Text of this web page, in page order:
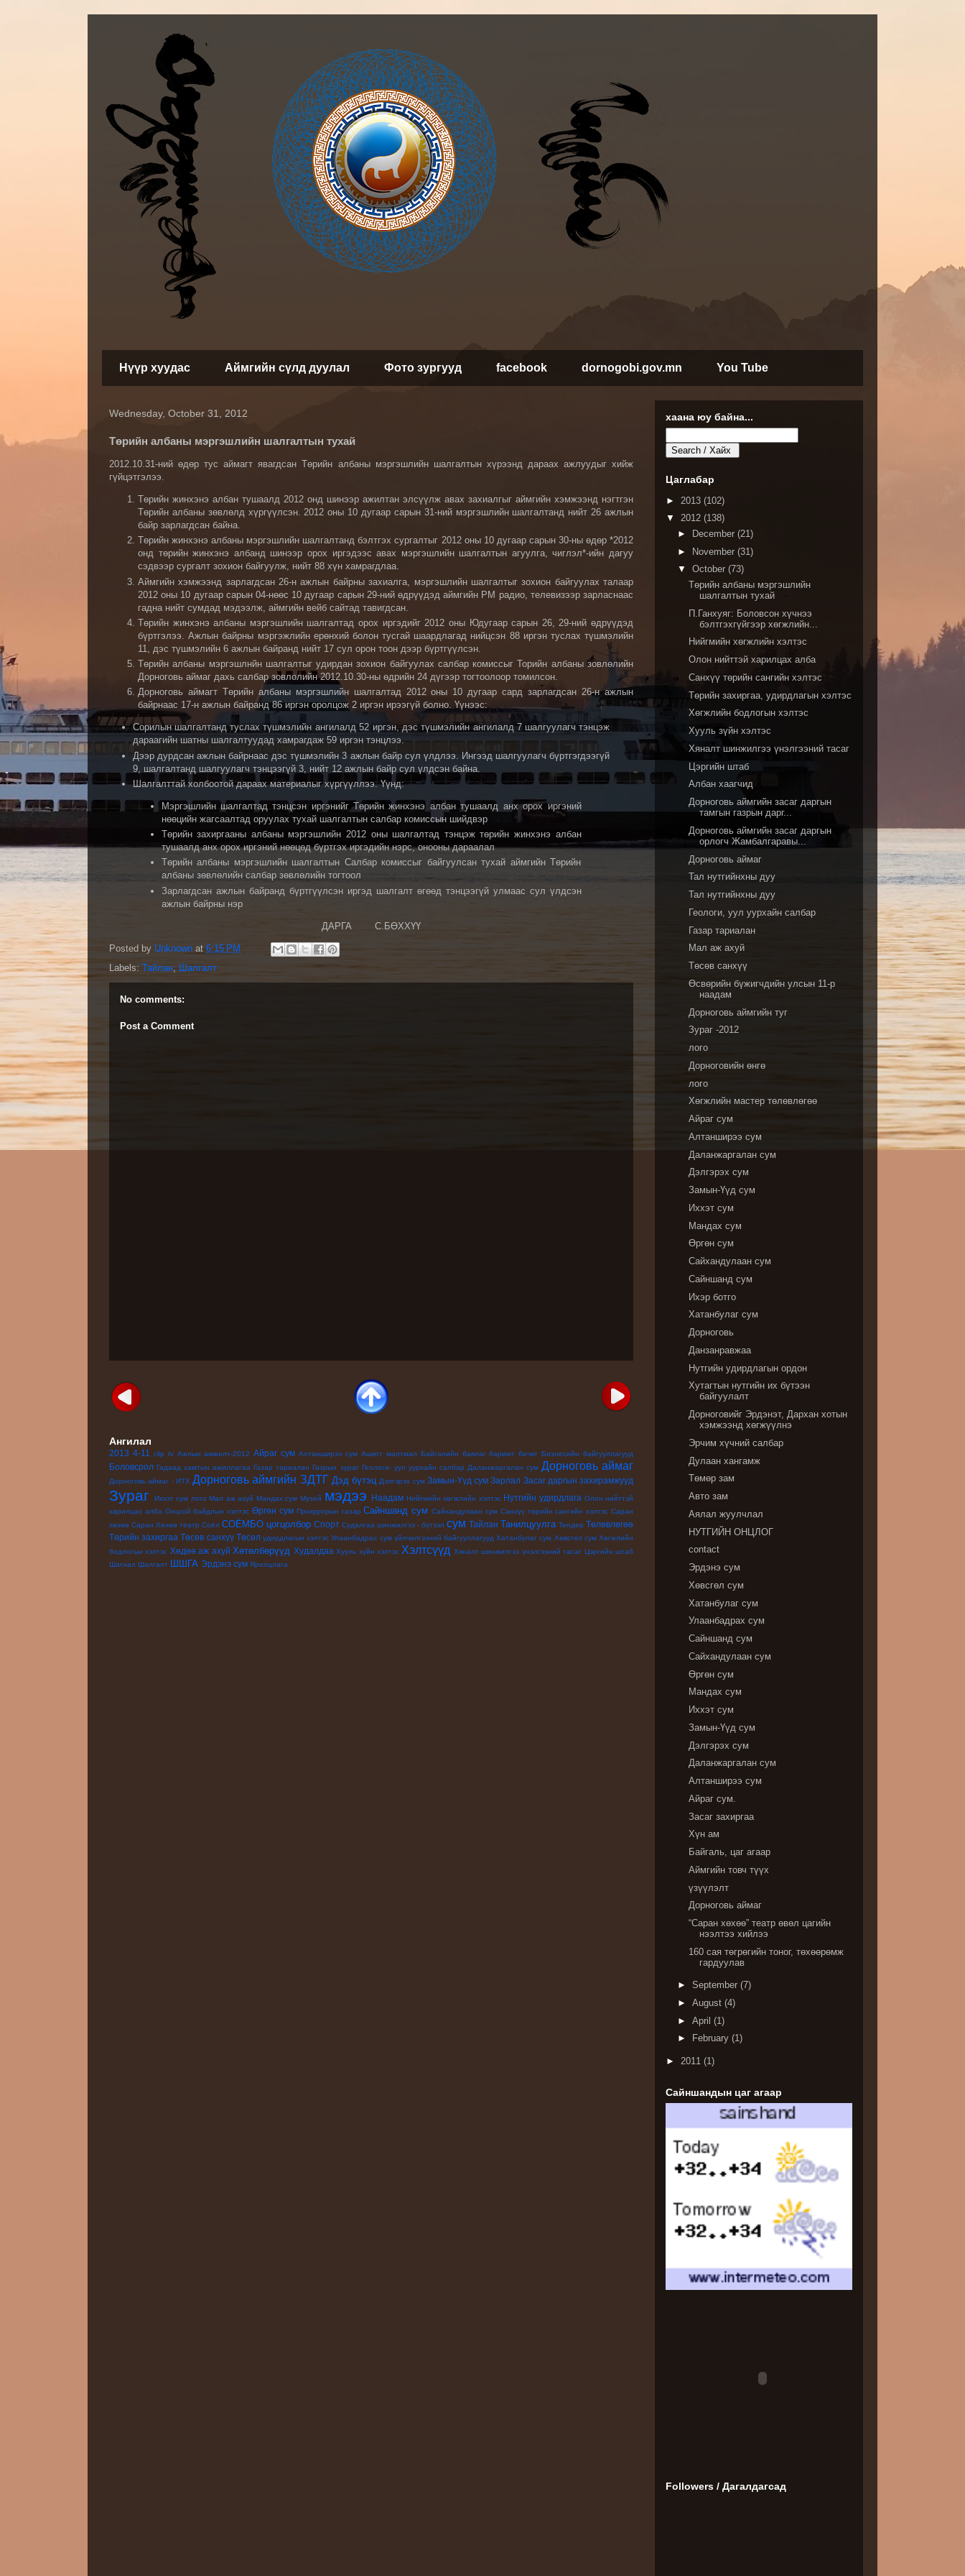
Нүүр хуудас Аймгийн сүлд дуулал Фото зургууд facebook dornogobi.gov.mn You Tube
Wednesday, October 31, 2012
Төрийн албаны мэргэшлийн шалгалтын тухай
2012.10.31-ний өдөр тус аймагт явагдсан Төрийн албаны мэргэшлийн шалгалтын хүрээнд дараах ажлуудыг хийж
гүйцэтгэлээ.
Төрийн жинхэнэ албан тушаалд 2012 онд шинээр ажилтан элсүүлж авах захиалгыг аймгийн хэмжээнд нэгтгэн
Төрийн албаны зөвлөлд хүргүүлсэн. 2012 оны 10 дугаар сарын 31-ний мэргэшлийн шалгалтанд нийт 26 ажлын
байр зарлагдсан байна.
Төрийн жинхэнэ албаны мэргэшлийн шалгалтанд бэлтгэх сургалтыг 2012 оны 10 дугаар сарын 30-ны өдөр *2012
онд төрийн жинхэнэ албанд шинээр орох иргэдээс авах мэргэшлийн шалгалтын агуулга, чиглэл*-ийн дагуу
сэдвээр сургалт зохион байгуулж, нийт 88 хүн хамрагдлаа.
Аймгийн хэмжээнд зарлагдсан 26-н ажлын байрны захиалга, мэргэшлийн шалгалтыг зохион байгуулах талаар
2012 оны 10 дугаар сарын 04-нөөс 10 дугаар сарын 29-ний өдрүүдэд аймгийн РМ радио, телевизээр зарласнаас
гадна нийт сумдад мэдээлж, аймгийн вейб сайтад тавигдсан.
Төрийн жинхэнэ албаны мэргэшлийн шалгалтад орох иргэдийг 2012 оны Юдугаар сарын 26, 29-ний өдрүүдэд
бүртгэлээ. Ажлын байрны мэргэжлийн ерөнхий болон тусгай шаардлагад нийцсэн 88 иргэн туслах түшмэлийн
11, дэс түшмэлийн 6 ажлын байранд нийт 17 сул орон тоон дээр бүртгүүлсэн.
Төрийн албаны мэргэшлнйн шалгалтыг удирдан зохион байгуулах салбар комиссыг Торийн албаны зовлөлийн
Дорноговь аймаг дахь салбар зовлолийн 2012.10.30-ны өдрийн 24 дүгээр тогтоолоор томилсон.
Дорноговь аймагт Төрийн албаны мэргэшлийн шалгалтад 2012 оны 10 дугаар сард зарлагдсан 26-н ажлын
байрнаас 17-н ажлын байранд 86 иргэн оролцож 2 иргэн ирээгүй болно. Үүнээс:
Сорилын шалгалтанд туслах түшмэлийн ангилалд 52 иргэн, дэс түшмэлийн ангилалд 7 шалгуулагч тэнцэж
дараагийн шатны шалгалтуудад хамрагдаж 59 иргэн тэнцлээ.
Дээр дурдсан ажлын байрнаас дэс түшмэлийн 3 ажлын байр сул үлдлээ. Ингээд шалгуулагч бүртгэгдээгүй
9, шалгалтанд шалгуулагч тэнцээгүй 3, нийт 12 ажлын байр сул үлдсэн байна.
Шалгалттай холбоотой дараах материалыг хүргүүллээ. Үүнд:
Мэргэшлийн шалгалтад тэнцсэн иргэнийг Төрийн жинхэнэ албан тушаалд анх орох иргэний
нөөцийн жагсаалтад оруулах тухай шалгалтын салбар комиссын шийдвэр
Төрийн захиргааны албаны мэргэшлийн 2012 оны шалгалтад тэнцэж төрийн жинхэнэ албан
тушаалд анх орох иргэний нөөцөд бүртгэх иргэдийн нэрс, онооны дараалал
Төрийн албаны мэргэшлийн шалгалтын Салбар комиссыг байгуулсан тухай аймгийн Төрийн
албаны зөвлөлийн салбар зөвлөлийн тогтоол
Зарлагдсан ажлын байранд бүртгүүлсэн иргэд шалгалт өгөөд тэнцээгүй улмаас сул үлдсэн
ажлын байрны нэр
ДАРГА С.БӨХХҮҮ
Posted by Unknown at 6:15 PM
Labels: Тайлан Шалгалт
No comments:
Post a Comment
Ангилал
2013 4-11 clip tv Ажлын амжилт-2012 Айраг сум Алтанширээ сум Ашигт малтмал Байгалийн баялаг баримт бичиг Бизнесийн байгууллагууд
Боловсрол Гадаад хамтын ажиллагаа Газар тариалан Газрын зураг Геологи- уул уурхайн салбар Даланжаргалан сум Дорноговь аймаг
Дорноговь аймаг - ИТХ Дорноговь аймгийн ЗДТГ Дэд бүтэц Дэлгэрэх сум Замын-Үүд сум Зарлал Засаг даргын захирамжууд
Зураг Иххэт сум лого Мал аж ахуй Мандах сум Музей мэдээ Наадам Нийгмийн хөгжлийн хэлтэс Нутгийн удирдлага Олон нийттэй
харилцах алба Онцгой байдлын хэлтэс Өргөн сум Прокурорын газар Сайншанд сум Сайхандулаан сум Санхүү төрийн сангийн хэлтэс Саран
хөхөө Саран Хөхөө театр Соёл СОЁМБО цогцолбор Спорт Судалгаа шинжилгээ - бүтээл сум Тайлан Танилцуулга Тендер Төлөвлөгөө
Төрийн захиргаа Төсөв санхүү Төсөл удирдлагын хэлтэс Улаанбадрах сум үйлчилгээний байгууллагууд Хатанбулаг сум Хөвсгөл сум Хөгжлийн
бодлогын хэлтэс Хөдөө аж ахуй Хөтөлбөрүүд Худалдаа Хууль зүйн хэлтэс Хэлтсүүд Хяналт шинжилгээ үнэлгээний тасаг Цэргийн штаб
Шагнал Шалгалт ШШГА Эрдэнэ сум Ярилцлага
хаана юу байна...
Цаглабар
► 2013 (102)
▼ 2012 (138)
►
December (21)
► November (31)
▼ October (73)
Төрийн албаны мэргэшлийн
шалгалтын тухай
П.Ганхуяг: Боловсон хүчнээ
бэлтгэхгүйгээр хөгжлийн...
Нийгмийн хөгжлийн хэлтэс
Олон нийттэй харилцах алба
Санхүү төрийн сангийн хэлтэс
Төрийн захиргаа, удирдлагын хэлтэс
Хөгжлийн бодлогын хэлтэс
Хууль зүйн хэлтэс
Хяналт шинжилгээ үнэлгээний тасаг
Цэргийн штаб
Албан хаагчид
Дорноговь аймгийн засаг даргын
тамгын газрын дарг...
Дорноговь аймгийн засаг даргын
орлогч Жамбалгаравы...
Дорноговь аймаг
Тал нутгийнхны дуу
Тал нутгийнхны дуу
Геологи, уул уурхайн салбар
Газар тариалан
Мал аж ахуй
Төсөв санхүү
Өсвөрийн бүжигчдийн улсын 11-р
наадам
Дорноговь аймгийн туг
Зураг -2012
лого
Дорноговийн өнгө
лого
Хөгжлийн мастер төлөвлөгөө
Айраг сум
Алтанширээ сум
Даланжаргалан сум
Дэлгэрэх сум
Замын-Үүд сум
Иххэт сум
Мандах сум
Өргөн сум
Сайхандулаан сум
Сайншанд сум
Ихэр ботго
Хатанбулаг сум
Дорноговь
Данзанравжаа
Нутгийн удирдлагын ордон
Хутагтын нутгийн их бүтээн
байгуулалт
Дорноговийг Эрдэнэт, Дархан хотын
хэмжээнд хөгжүүлнэ
Эрчим хүчний салбар
Дулаан хангамж
Төмөр зам
Авто зам
Аялал жуулчлал
НУТГИЙН ОНЦЛОГ
contact
Эрдэнэ сум
Хөвсгөл сум
Хатанбулаг сум
Улаанбадрах сум
Сайншанд сум
Сайхандулаан сум
Өргөн сум
Мандах сум
Иххэт сум
Замын-Үүд сум
Дэлгэрэх сум
Даланжаргалан сум
Алтанширээ сум
Айраг сум.
Засаг захиргаа
Хүн ам
Байгаль, цаг агаар
Аймгийн товч түүх
үзүүлэлт
Дорноговь аймаг
“Саран хөхөө” театр өвөл цагийн
нээлтээ хийлээ
160 сая төгрөгийн тоног, төхөөрөмж
гардуулав
► September (7)
► August (4)
► April (1)
►
February (1)
► 2011 (1)
Сайншандын цаг агаар
Followers / Дагалдагсад